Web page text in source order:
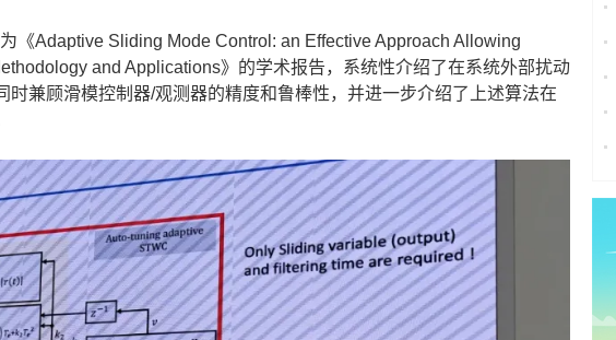
Adaptive Sliding Mode Control: an Effective Approach Allowing
and Applications》的学术报告，系统性介绍了在系统外部扰动
兼顾滑模控制器/观测器的精度和鲁棒性，并进一步介绍了上述算法在